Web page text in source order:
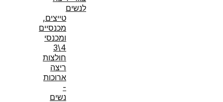
לנשים
טייצים,
מכנסיים
ומכנסי
4\3
חולצות
ריצה
ארוכות
-
נשים